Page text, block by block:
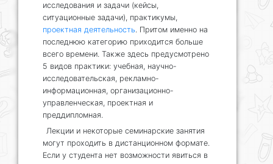
исследования и задачи (кейсы,
ситуационные задачи), практикумы,
проектная деятельность. Притом именно на
последнюю категорию приходится больше
всего времени. Также здесь предусмотрено
5 видов практики: учебная, научно-
исследовательская, рекламно-
информационная, организационно-
управленческая, проектная и
преддипломная.
Лекции и некоторые семинарские занятия
могут проходить в дистанционном формате.
Если у студента нет возможности явиться в